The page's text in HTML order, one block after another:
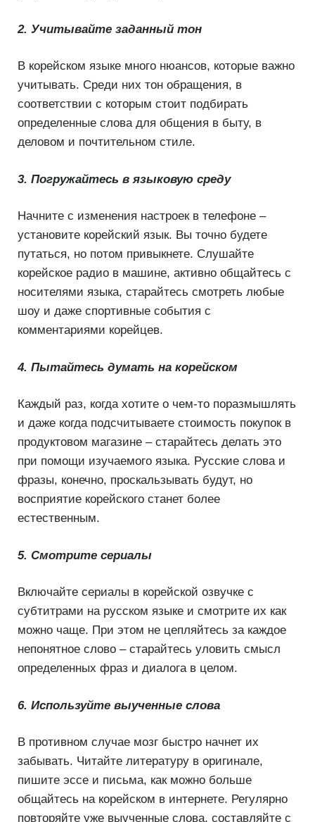
2. Учитывайте заданный тон
В корейском языке много нюансов, которые важно
учитывать. Среди них тон обращения, в
соответствии с которым стоит подбирать
определенные слова для общения в быту, в
деловом и почтительном стиле.
3. Погружайтесь в языковую среду
Начните с изменения настроек в телефоне –
установите корейский язык. Вы точно будете
путаться, но потом привыкнете. Слушайте
корейское радио в машине, активно общайтесь с
носителями языка, старайтесь смотреть любые
шоу и даже спортивные события с
комментариями корейцев.
4. Пытайтесь думать на корейском
Каждый раз, когда хотите о чем-то поразмышлять
и даже когда подсчитываете стоимость покупок в
продуктовом магазине – старайтесь делать это
при помощи изучаемого языка. Русские слова и
фразы, конечно, проскальзывать будут, но
восприятие корейского станет более
естественным.
5. Смотрите сериалы
Включайте сериалы в корейской озвучке с
субтитрами на русском языке и смотрите их как
можно чаще. При этом не цепляйтесь за каждое
непонятное слово – старайтесь уловить смысл
определенных фраз и диалога в целом.
6. Используйте выученные слова
В противном случае мозг быстро начнет их
забывать. Читайте литературу в оригинале,
пишите эссе и письма, как можно больше
общайтесь на корейском в интернете. Регулярно
повторяйте уже выученные слова, составляйте с